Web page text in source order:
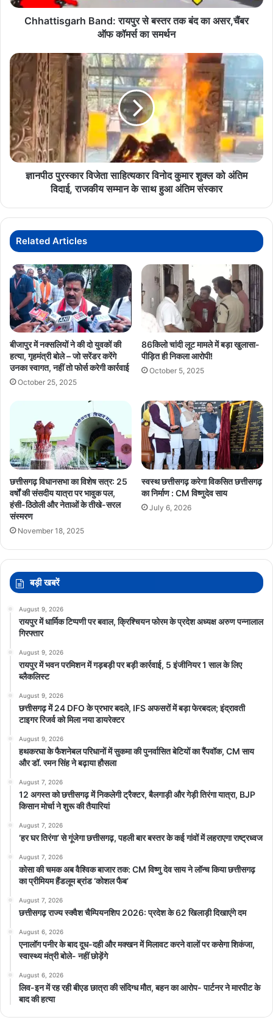
असर,चैंबर
समर्थन
Chhattisgarh Band: रायपुर से बस्तर तक बंद का असर,चैंबर
ऑफ कॉमर्स का समर्थन
ज्ञानपीठ
पुरस्कार
विजेता
साहित्यकार
विनोद
कुमार
शुक्ल
को
अंतिम
विदाई,
के
हुआ
अंतिम
संस्कार
ज्ञानपीठ पुरस्कार विजेता साहित्यकार विनोद कुमार शुक्ल को अंतिम
विदाई, राजकीय सम्मान के साथ हुआ अंतिम संस्कार
Related Articles
बीजापुर में नक्सलियों ने की दो युवकों की
हत्या, गृहमंत्री बोले – जो सरेंडर करेंगे
उनका स्वागत, नहीं तो फोर्स करेगी कार्रवाई
October 25, 2025
86किलो चांदी लूट मामले में बड़ा खुलासा-
पीड़ित ही निकला आरोपी!
October 5, 2025
छत्तीसगढ़ विधानसभा का विशेष सत्र: 25
वर्षों की संसदीय यात्रा पर भावुक पल,
हंसी-ठिठोली और नेताओं के तीखे-सरल
संस्मरण
November 18, 2025
स्वस्थ छत्तीसगढ़ करेगा विकसित छत्तीसगढ़
का निर्माण : CM विष्णुदेव साय
July 6, 2026
बड़ी खबरें
August 9, 2026
रायपुर में धार्मिक टिप्पणी पर बवाल, क्रिश्चियन फोरम के प्रदेश अध्यक्ष अरुण पन्नालाल
गिरफ्तार
August 9, 2026
रायपुर में भवन परमिशन में गड़बड़ी पर बड़ी कार्रवाई, 5 इंजीनियर 1 साल के लिए
ब्लैकलिस्ट
August 9, 2026
छत्तीसगढ़ में 24 DFO के प्रभार बदले, IFS अफसरों में बड़ा फेरबदल; इंद्रावती
टाइगर रिजर्व को मिला नया डायरेक्टर
August 9, 2026
हथकरघा के फैशनेबल परिधानों में सुकमा की पुनर्वासित बेटियों का रैंपवॉक, CM साय
और डॉ. रमन सिंह ने बढ़ाया हौसला
August 7, 2026
12 अगस्त को छत्तीसगढ़ में निकलेगी ट्रैक्टर, बैलगाड़ी और गेड़ी तिरंगा यात्रा, BJP
किसान मोर्चा ने शुरू की तैयारियां
August 7, 2026
‘हर घर तिरंगा’ से गूंजेगा छत्तीसगढ़, पहली बार बस्तर के कई गांवों में लहराएगा राष्ट्रध्वज
August 7, 2026
कोसा की चमक अब वैश्विक बाजार तक: CM विष्णु देव साय ने लॉन्च किया छत्तीसगढ़
का प्रीमियम हैंडलूम ब्रांड ‘कोशल फैब’
August 7, 2026
छत्तीसगढ़ राज्य स्क्वैश चैम्पियनशिप 2026: प्रदेश के 62 खिलाड़ी दिखाएंगे दम
August 6, 2026
एनालॉग पनीर के बाद दूध-दही और मक्खन में मिलावट करने वालों पर कसेगा शिकंजा,
स्वास्थ्य मंत्री बोले- नहीं छोड़ेंगे
August 6, 2026
लिव-इन में रह रही बीएड छात्रा की संदिग्ध मौत, बहन का आरोप- पार्टनर ने मारपीट के
बाद की हत्या